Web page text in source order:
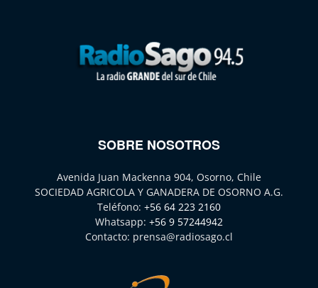
SOBRE NOSOTROS
Avenida Juan Mackenna 904, Osorno, Chile
SOCIEDAD AGRICOLA Y GANADERA DE OSORNO A.G.
Teléfono: +56 64 223 2160
Whatsapp: +56 9 57244942
Contacto: prensa@radiosago.cl